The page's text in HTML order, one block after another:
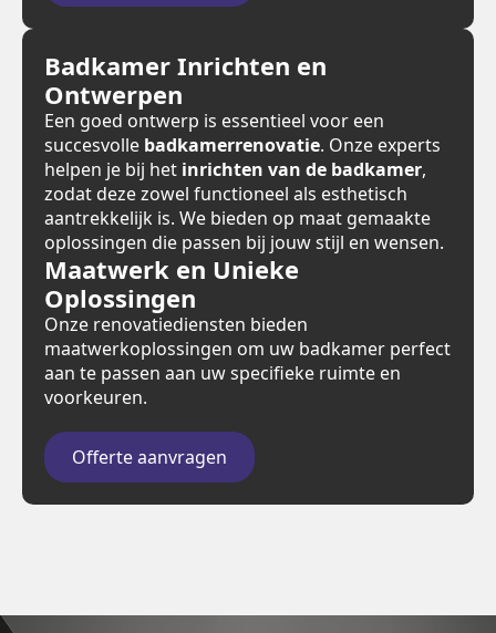
Badkamer Inrichten en
Ontwerpen
Een goed ontwerp is essentieel voor een
succesvolle badkamerrenovatie. Onze experts
helpen je bij het inrichten van de badkamer,
zodat deze zowel functioneel als esthetisch
aantrekkelijk is. We bieden op maat gemaakte
oplossingen die passen bij jouw stijl en wensen.
Maatwerk en Unieke
Oplossingen
Onze renovatiediensten bieden
maatwerkoplossingen om uw badkamer perfect
aan te passen aan uw specifieke ruimte en
voorkeuren.
Offerte aanvragen